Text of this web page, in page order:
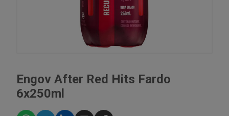
Engov After Red Hits Fardo
6x250ml